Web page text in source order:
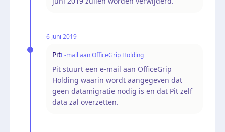
6 juni 2019
PitE-mail aan OfficeGrip Holding
Pit stuurt een e-mail aan OfficeGrip
Holding waarin wordt aangegeven dat
geen datamigratie nodig is en dat Pit zelf
data zal overzetten.